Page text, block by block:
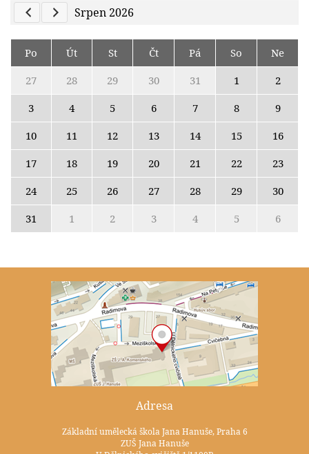
Previous Calendar
Next Calendar
Srpen 2026
Po Út St Čt Pá So
Ne
27
28 29 30 31 1
2
3
4 5 6 7 8
9
10
11 12 13 14 15
16
17
18 19 20 21 22
23
24
25 26 27 28 29
30
31
1 2 3 4 5 6
Adresa
Základní umělecká škola Jana Hanuše, Praha 6
ZUŠ Jana Hanuše